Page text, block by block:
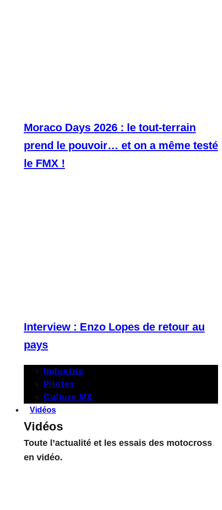
Moraco Days 2026 : le tout-terrain
prend le pouvoir… et on a même testé
le FMX !
Interview : Enzo Lopes de retour au
pays
Industrie
Pilotes
Culture MX
Vidéos
Vidéos
Toute l’actualité et les essais des motocross
en vidéo.